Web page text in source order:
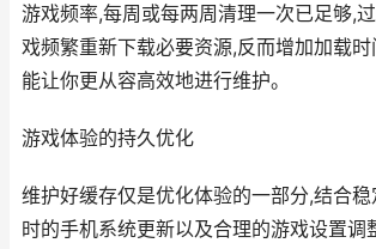
游戏频率,每周或每两周清理一次已足够,
戏频繁重新下载必要资源,反而增加加载
能让你更从容高效地进行维护。
游戏体验的持久优化
维护好缓存仅是优化体验的一部分,结合
时的手机系统更新以及合理的游戏设置调